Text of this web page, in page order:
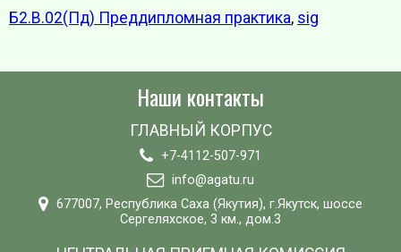
Б2.В.02(Пд) Преддипломная практика, sig
Наши контакты
ГЛАВНЫЙ КОРПУС
+7-4112-507-971
info@agatu.ru
677007, Республика Саха (Якутия), г.Якутск, шоссе
Сергеляхское, 3 км., дом.3